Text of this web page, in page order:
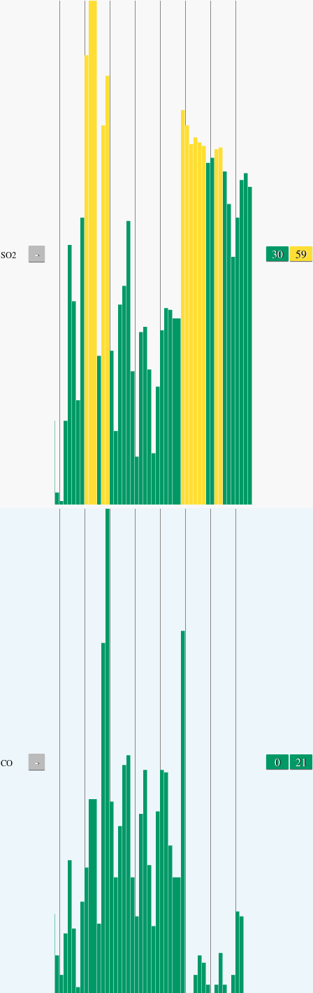
SO2 - 30 59
CO - 0 21